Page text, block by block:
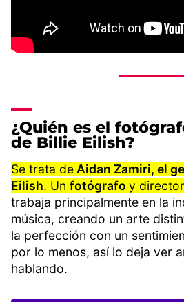
¿Quién es el
de Billie Eilish?
Se trata deAidan Zamiri, el
Eilish. Un fotógrafo y
trabaja principalmente en la
música, creando un arte
la perfección con un
por lo menos, así lo deja ver
hablando.